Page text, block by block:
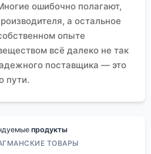
ошибочно полагают,
а остальное
опыте
всё далеко не так
поставщика — это
пути.
разделять просто торговые
Часто под вывеской
который может и
продукты
ТОВАРЫ